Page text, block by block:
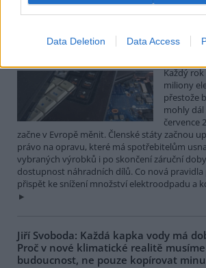
Data Deletion Data Access
31.7.2026
Každý
miliony
přestože
mohly dál
července
začne v Evropě měnit. Členské státy začnou
právo na opravu, které má spotřebitelům
vybraných výrobků i po skončení záruční
dostupnost náhradních dílů. Co nová
přispět ke snížení množství elektroodpadu a
Jiří Svoboda: Každá kapka vody má
Proč v nové klimatické realitě
budoucnost, ne pouze kopírovat